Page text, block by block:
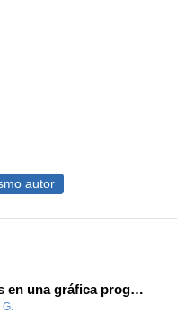
autor
Recoge los datos en una gráfica programando tu placa microbit con MakeCode y conoce la Tª y nivel de luz en este eclipse